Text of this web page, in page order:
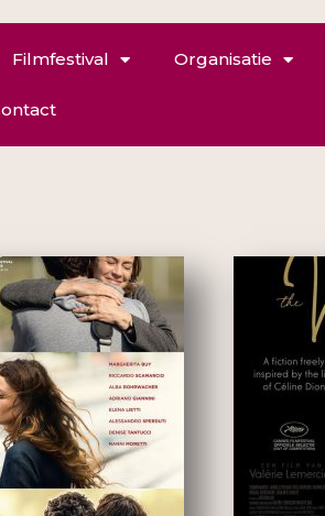
Filmfestival Organisatie